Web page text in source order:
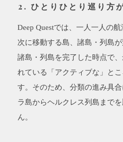
2. ひとりひとり巡り方
Deep Questでは、一人一人の
次に移動する島、諸島・列島
諸島・列島を完了した時点で
れている「アクティブな」と
す。そのため、分類の進み具
ラ島からヘルクレス列島まで
ん。